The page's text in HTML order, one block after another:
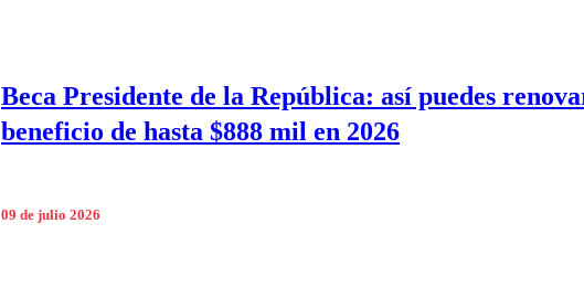
Beca Presidente de la República: así puedes
beneficio de hasta $888 mil en 2026
09 de julio 2026